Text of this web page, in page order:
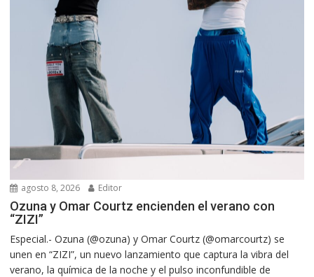
agosto 8, 2026 Editor
Ozuna y Omar Courtz encienden el verano con
“ZIZI”
Especial.- Ozuna (@ozuna) y Omar Courtz (@omarcourtz) se
unen en “ZIZI”, un nuevo lanzamiento que captura la vibra del
verano, la química de la noche y el pulso inconfundible de